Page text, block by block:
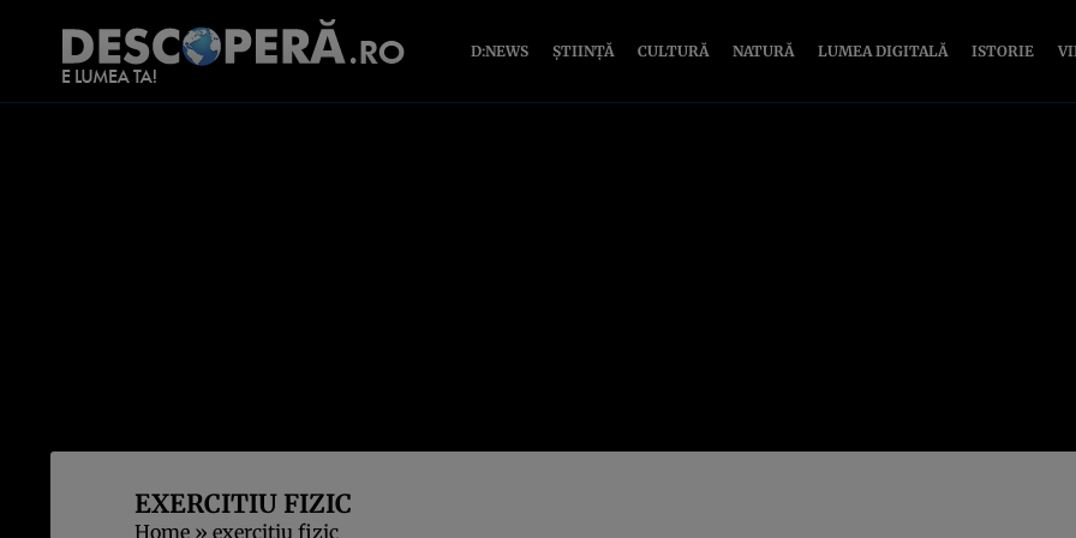
D:NEWS ȘTIINȚĂ CULTURĂ NATURĂ LUMEA DIGITALĂ ISTORIE
EXERCITIU FIZIC
Home » exercitiu fizic